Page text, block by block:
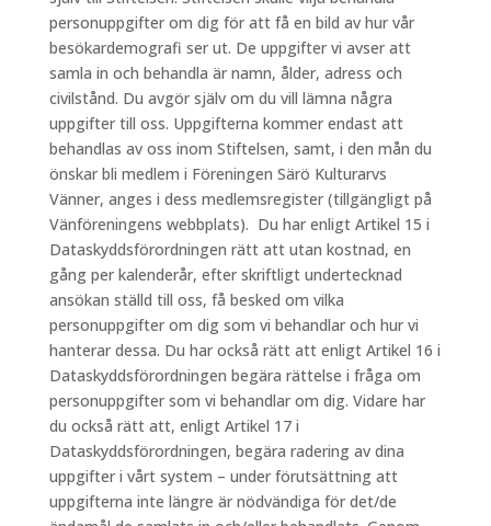
personuppgifter om dig för att få en bild av hur vår
besökardemografi ser ut. De uppgifter vi avser att
samla in och behandla är namn, ålder, adress och
civilstånd. Du avgör själv om du vill lämna några
uppgifter till oss. Uppgifterna kommer endast att
behandlas av oss inom Stiftelsen, samt, i den mån du
önskar bli medlem i Föreningen Särö Kulturarvs
Vänner, anges i dess medlemsregister (tillgängligt på
Vänföreningens webbplats). Du har enligt Artikel 15 i
Dataskyddsförordningen rätt att utan kostnad, en
gång per kalenderår, efter skriftligt undertecknad
ansökan ställd till oss, få besked om vilka
personuppgifter om dig som vi behandlar och hur vi
hanterar dessa. Du har också rätt att enligt Artikel 16 i
Dataskyddsförordningen begära rättelse i fråga om
personuppgifter som vi behandlar om dig. Vidare har
du också rätt att, enligt Artikel 17 i
Dataskyddsförordningen, begära radering av dina
uppgifter i vårt system – under förutsättning att
uppgifterna inte längre är nödvändiga för det/de